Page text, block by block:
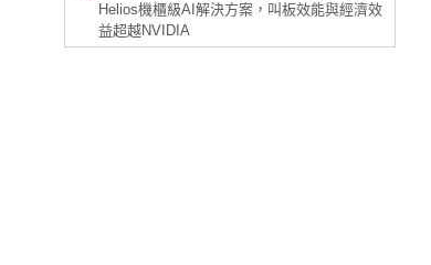
Helios機櫃級AI解決方案，叫板效能與經濟效
益超越NVIDIA